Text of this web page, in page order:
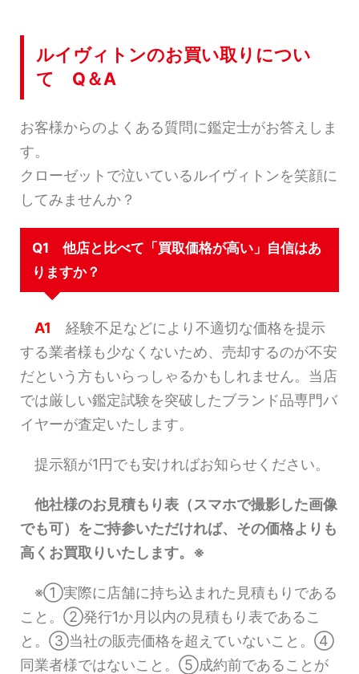
ルイヴィトンのお買い取りについ
て Q＆A
お客様からのよくある質問に鑑定士がお答えしま
す。
クローゼットで泣いているルイヴィトンを笑顔に
してみませんか？
Q1 他店と比べて「買取価格が高い」自信はあ
りますか？
A1 経験不足などにより不適切な価格を提示
する業者様も少なくないため、売却するのが不安
だという方もいらっしゃるかもしれません。当店
では厳しい鑑定試験を突破したブランド品専門バ
イヤーが査定いたします。
提示額が1円でも安ければお知らせください。
他社様のお見積もり表（スマホで撮影した画像
でも可）をご持参いただければ、その価格よりも
高くお買取りいたします。※
※①実際に店舗に持ち込まれた見積もりである
こと。②発行1か月以内の見積もり表であるこ
と。③当社の販売価格を超えていないこと。④
同業者様ではないこと。⑤成約前であることが